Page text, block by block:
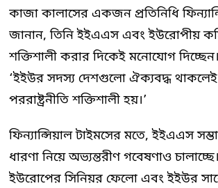
কাজা কালাসের একজন প্রতিনিধি
জানান, তিনি ইইএএস এবং ইউরোপীয়
শক্তিশালী করার দিকেই মনোযোগ
‘ইইউর সদস্য দেশগুলো ঐক্যবদ্ধ
পররাষ্ট্রনীতি শক্তিশালী হয়।’
ফিন্যান্সিয়াল টাইমসের মতে, ইইএএস
ধারণা নিয়ে অভ্যন্তরীণ গবেষণাও
ইউরোপের সিনিয়র ফেলো এবং ইইউর